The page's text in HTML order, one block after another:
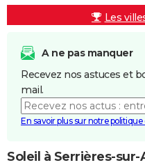
Les
A ne pas manquer
Recevez nos astuces et
mail.
En savoir plus sur notre
Soleil à Serrières-sur-